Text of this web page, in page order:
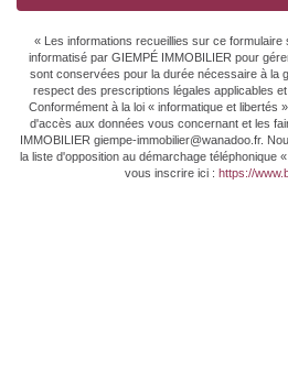
Valeur Gaz Effet de
serre
7
CLASSES DPE/GES
« Les informations recueillies sur ce
informatisé par GIEMPÉ IMMOBILIER pour
sont conservées pour la durée nécessaire à la
respect des prescriptions légales applicables
Conformément à la loi « informatique et libertés
d'accès aux données vous concernant et les
IMMOBILIER giempe-immobilier@wanadoo.fr.
la liste d'opposition au démarchage téléphonique
vous inscrire ici : https://